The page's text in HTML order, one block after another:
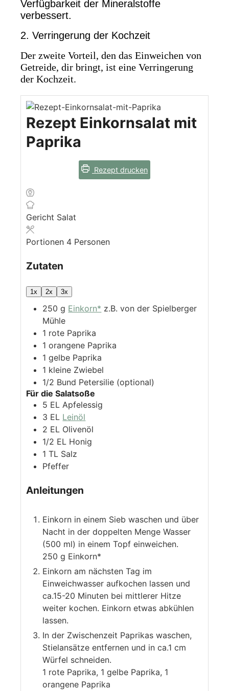
Verfügbarkeit der Mineralstoffe
verbessert.
2. Verringerung der Kochzeit
Der zweite Vorteil, den das Einweichen von
Getreide, dir bringt, ist eine Verringerung
der Kochzeit.
Rezept Einkornsalat mit
Paprika
Rezept drucken
Gericht Salat
Portionen 4 Personen
Zutaten
1x 2x 3x
250 g Einkorn* z.B. von der Spielberger
Mühle
1 rote Paprika
1 orangene Paprika
1 gelbe Paprika
1 kleine Zwiebel
1/2 Bund Petersilie (optional)
Für die Salatsoße
5 EL Apfelessig
3 EL Leinöl
2 EL Olivenöl
1/2 EL Honig
1 TL Salz
Pfeffer
Anleitungen
Einkorn in einem Sieb waschen und über
Nacht in der doppelten Menge Wasser
(500 ml) in einem Topf einweichen.
250 g Einkorn*
Einkorn am nächsten Tag im
Einweichwasser aufkochen lassen und
ca.15-20 Minuten bei mittlerer Hitze
weiter kochen. Einkorn etwas abkühlen
lassen.
In der Zwischenzeit Paprikas waschen,
Stielansätze entfernen und in ca.1 cm
Würfel schneiden.
1 rote Paprika, 1 gelbe Paprika, 1
orangene Paprika